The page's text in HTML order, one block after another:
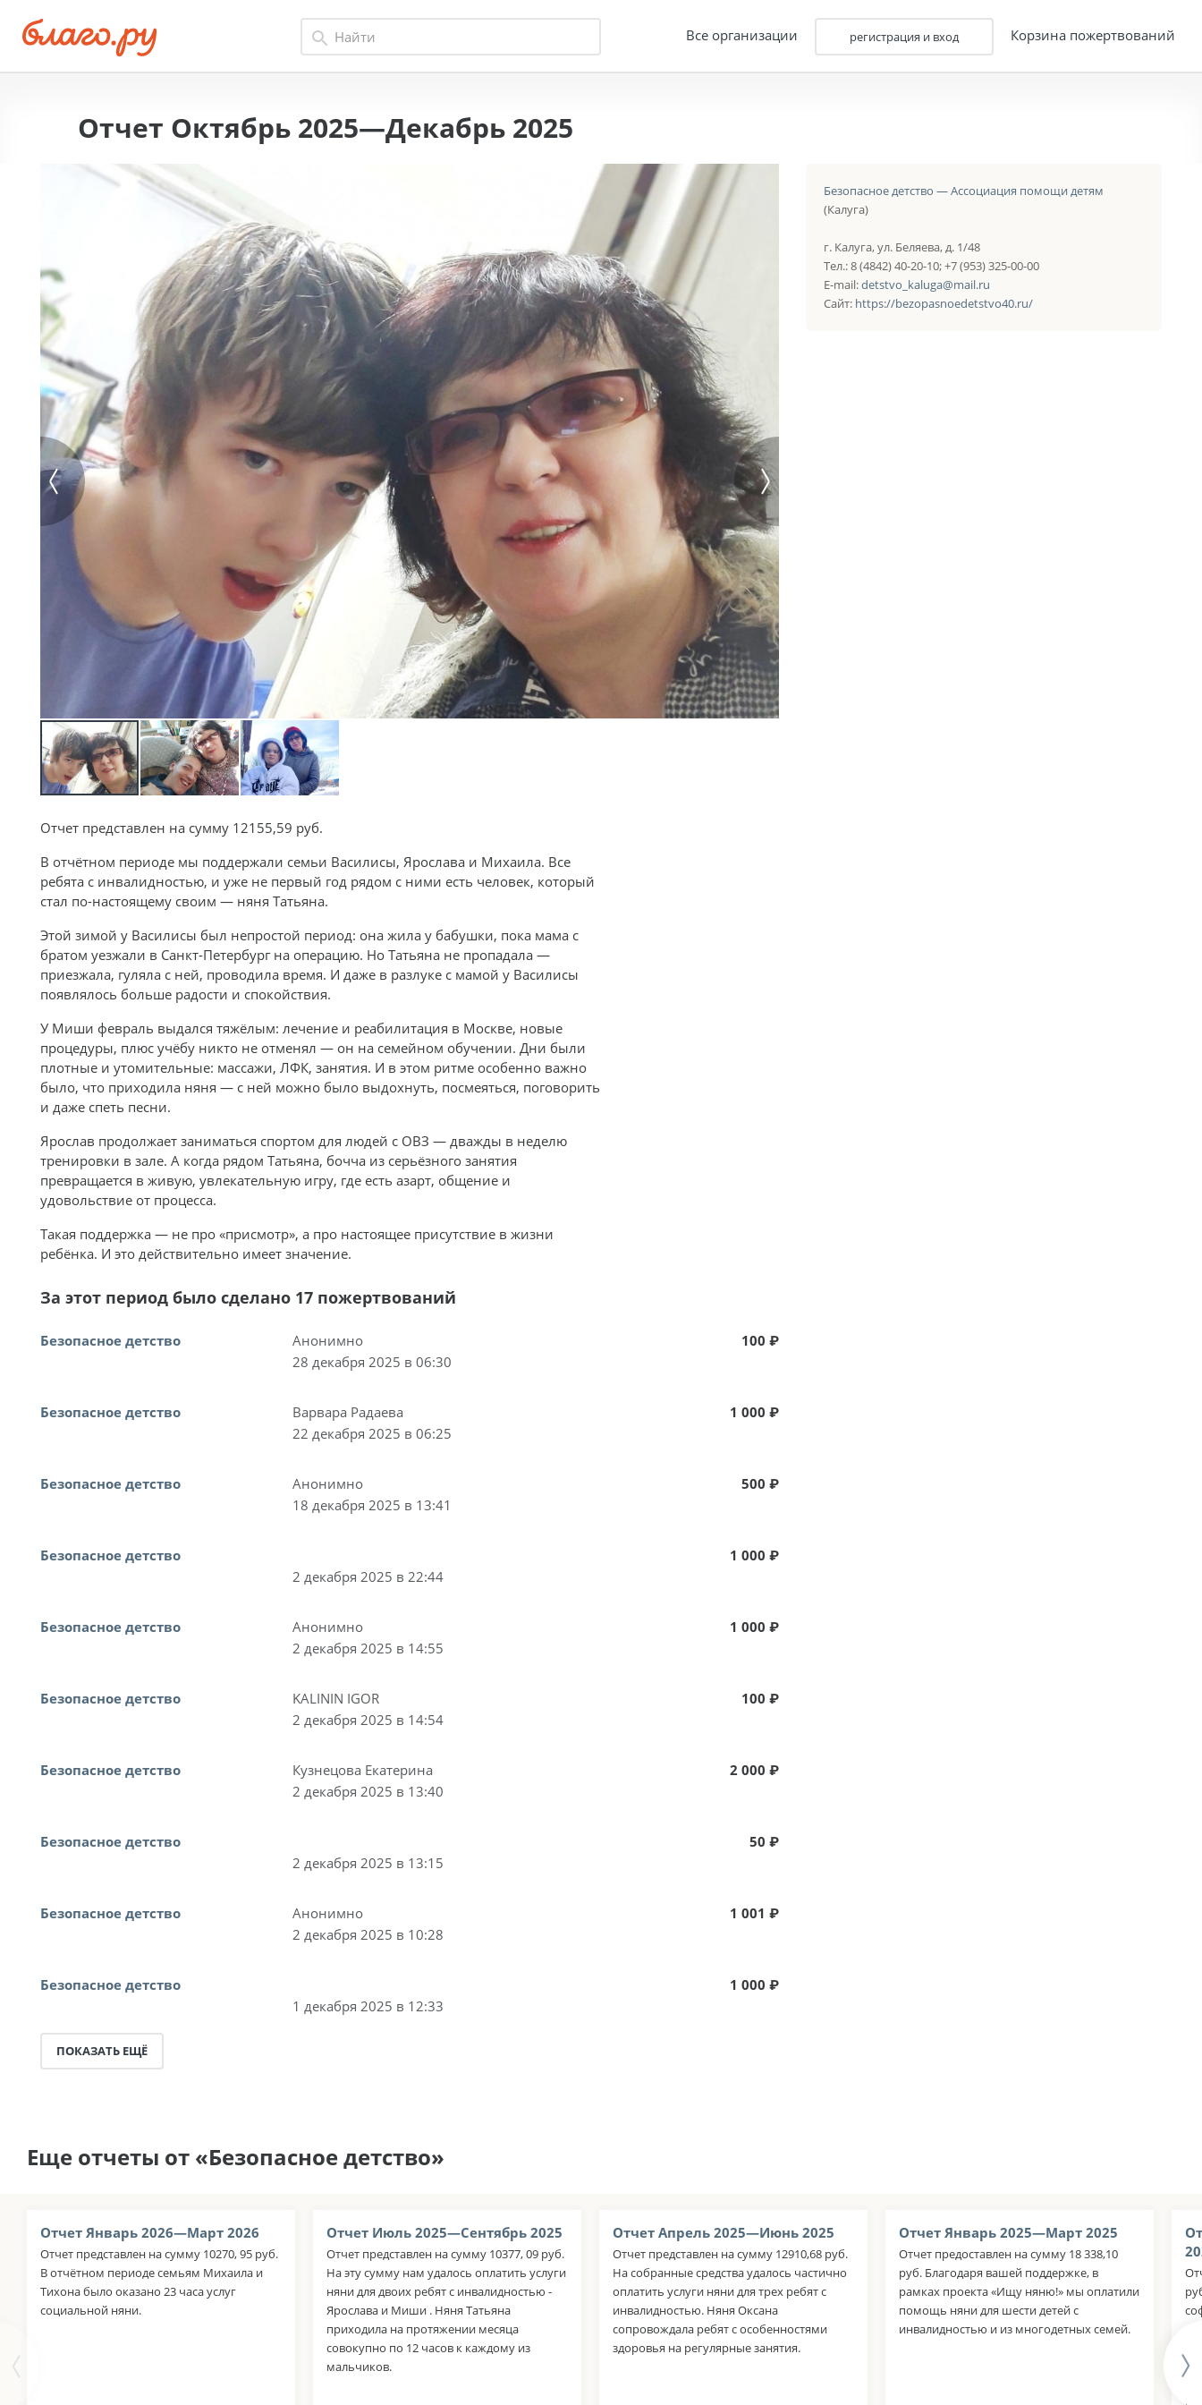
Все организации регистрация и вход Корзина пожертвований
Отчет Октябрь 2025—Декабрь 2025
Отчет представлен на сумму 12155,59 руб.
В отчётном периоде мы поддержали семьи Василисы, Ярослава и Михаила. Все
ребята с инвалидностью, и уже не первый год рядом с ними есть человек, который
стал по-настоящему своим — няня Татьяна.
Этой зимой у Василисы был непростой период: она жила у бабушки, пока мама с
братом уезжали в Санкт-Петербург на операцию. Но Татьяна не пропадала —
приезжала, гуляла с ней, проводила время. И даже в разлуке с мамой у Василисы
появлялось больше радости и спокойствия.
У Миши февраль выдался тяжёлым: лечение и реабилитация в Москве, новые
процедуры, плюс учёбу никто не отменял — он на семейном обучении. Дни были
плотные и утомительные: массажи, ЛФК, занятия. И в этом ритме особенно важно
было, что приходила няня — с ней можно было выдохнуть, посмеяться, поговорить
и даже спеть песни.
Ярослав продолжает заниматься спортом для людей с ОВЗ — дважды в неделю
тренировки в зале. А когда рядом Татьяна, бочча из серьёзного занятия
превращается в живую, увлекательную игру, где есть азарт, общение и
удовольствие от процесса.
Такая поддержка — не про «присмотр», а про настоящее присутствие в жизни
ребёнка. И это действительно имеет значение.
За этот период было сделано 17 пожертвований
Безопасное детство
Анонимно
28 декабря 2025 в 06:30
100 ₽
Безопасное детство
Варвара Радаева
22 декабря 2025 в 06:25
1 000 ₽
Безопасное детство
Анонимно
18 декабря 2025 в 13:41
500 ₽
Безопасное детство
2 декабря 2025 в 22:44
1 000 ₽
Безопасное детство
Анонимно
2 декабря 2025 в 14:55
1 000 ₽
Безопасное детство
KALININ IGOR
2 декабря 2025 в 14:54
100 ₽
Безопасное детство
Кузнецова Екатерина
2 декабря 2025 в 13:40
2 000 ₽
Безопасное детство
2 декабря 2025 в 13:15
50 ₽
Безопасное детство
Анонимно
2 декабря 2025 в 10:28
1 001 ₽
Безопасное детство
1 декабря 2025 в 12:33
1 000 ₽
ПОКАЗАТЬ ЕЩЁ
Безопасное детство — Ассоциация помощи детям
(Калуга)
г. Калуга, ул. Беляева, д. 1/48
Тел.: 8 (4842) 40-20-10; +7 (953) 325-00-00
E-mail:detstvo_kaluga@mail.ru
Сайт: https://bezopasnoedetstvo40.ru/
Еще отчеты от «Безопасное детство»
Отчет Январь 2026—Март 2026
Отчет представлен на сумму 10270, 95 руб.
В отчётном периоде семьям Михаила и
Тихона было оказано 23 часа услуг
социальной няни.
Отчет Июль 2025—Сентябрь 2025
Отчет представлен на сумму 10377, 09 руб.
На эту сумму нам удалось оплатить услуги
няни для двоих ребят с инвалидностью -
Ярослава и Миши . Няня Татьяна
приходила на протяжении месяца
совокупно по 12 часов к каждому из
мальчиков.
Отчет Апрель 2025—Июнь 2025
Отчет представлен на сумму 12910,68 руб.
На собранные средства удалось частично
оплатить услуги няни для трех ребят с
инвалидностью. Няня Оксана
сопровождала ребят с особенностями
здоровья на регулярные занятия.
Отчет Январь 2025—Март 2025
Отчет предоставлен на сумму 18 338,10
руб. Благодаря вашей поддержке, в
рамках проекта «Ищу няню!» мы оплатили
помощь няни для шести детей с
инвалидностью и из многодетных семей.